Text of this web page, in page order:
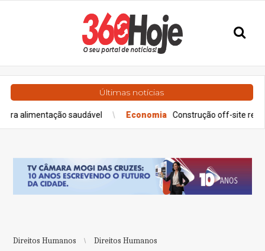
Últimas notícias
saudável Economia Construção off-site requer
Direitos Humanos Direitos Humanos